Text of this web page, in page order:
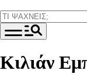
Κιλιάν